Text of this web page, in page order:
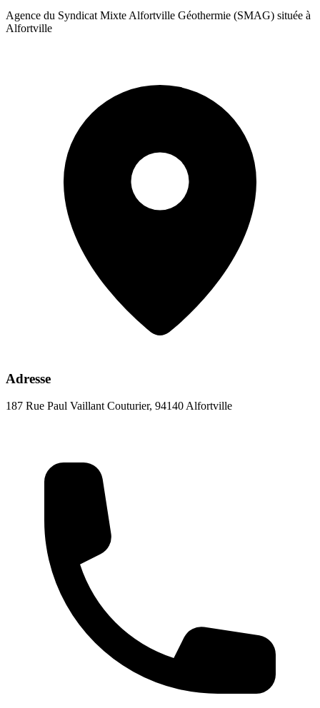
Agence du Syndicat Mixte Alfortville Géothermie (SMAG) située à
Alfortville
Adresse
187 Rue Paul Vaillant Couturier, 94140 Alfortville